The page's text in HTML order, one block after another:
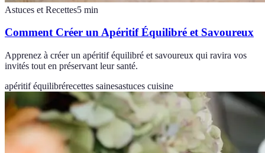
Astuces et Recettes5 min
Comment Créer un Apéritif Équilibré et Savoureux
Apprenez à créer un apéritif équilibré et savoureux qui ravira vos
invités tout en préservant leur santé.
apéritif équilibrérecettes sainesastuces cuisine